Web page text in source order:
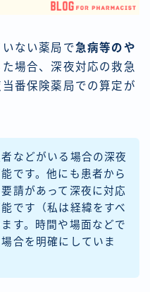
ない薬局で急病等のや
た場合、深夜対応の救急
番保険薬局での算定が
などがいる場合の深夜
です。他にも患者から
請があって深夜に対応
です（私は経緯をすべ
す。時間や場面などで
合を明確にしていま